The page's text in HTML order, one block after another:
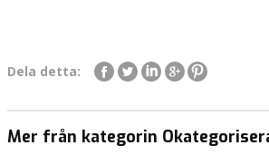
Dela detta:
Mer från kategorin